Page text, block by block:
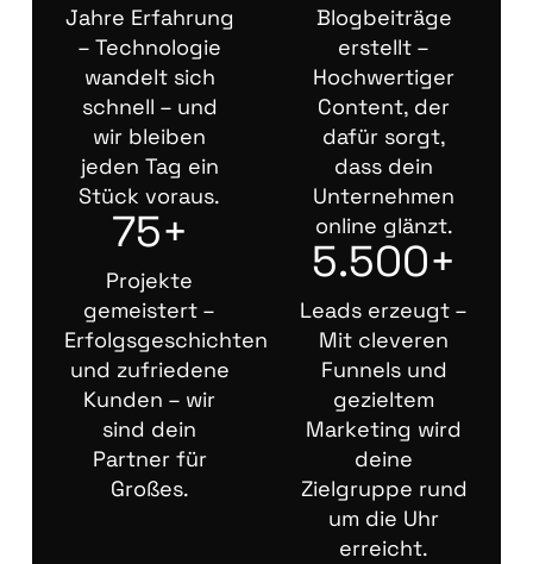
Jahre Erfahrung
– Technologie
wandelt sich
schnell – und
wir bleiben
jeden Tag ein
Stück voraus.
75+
Projekte
gemeistert –
Erfolgsgeschichten
und zufriedene
Kunden – wir
sind dein
Partner für
Großes.
Blogbeiträge
erstellt –
Hochwertiger
Content, der
dafür sorgt,
dass dein
Unternehmen
online glänzt.
5.500+
Leads erzeugt –
Mit cleveren
Funnels und
gezieltem
Marketing wird
deine
Zielgruppe rund
um die Uhr
erreicht.